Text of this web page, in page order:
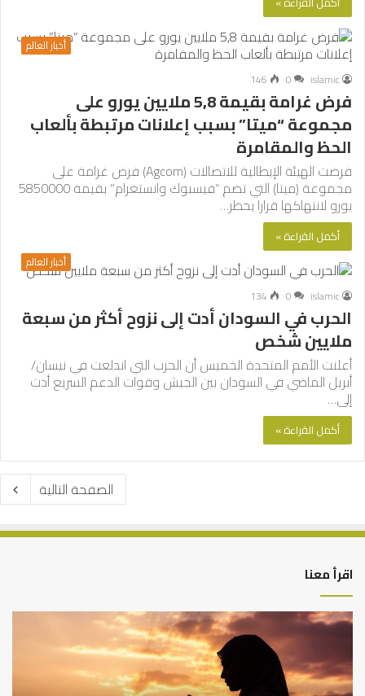
أخبار العالم
islamic
0
146
فرض غرامة بقيمة 5,8 ملايين يورو على
مجموعة “ميتا” بسبب إعلانات مرتبطة بألعاب
الحظ والمقامرة
فرضت الهيئة الإيطالية للاتصالات (Agcom) فرض غرامة على
مجموعة (ميتا) التي تضم “فيسبوك وانستغرام” بقيمة 5850000
يورو لانتهاكها قرارا يحظر…
أكمل القراءة »
أخبار العالم
islamic
0
134
الحرب في السودان أدت إلى نزوح أكثر من سبعة
ملايين شخص
أعلنت الأمم المتحدة الخميس أن الحرب التي اندلعت في نيسان/
أبريل الماضي في السودان بين الجيش وقوات الدعم السريع أدت
إلى…
أكمل القراءة »
الصفحة التالية
اقرأ معنا
أهم
أسباب
استجابة
الدعاء